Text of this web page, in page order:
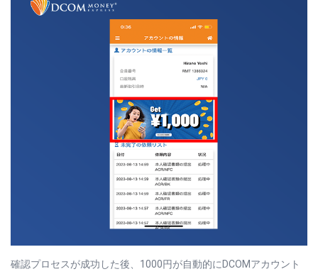
確認プロセスが成功した後、1000円が自動的にDCOMアカウント